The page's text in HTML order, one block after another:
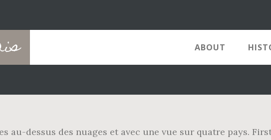
ABOUT
au-dessus des nuages et avec une vue sur quatre pays.